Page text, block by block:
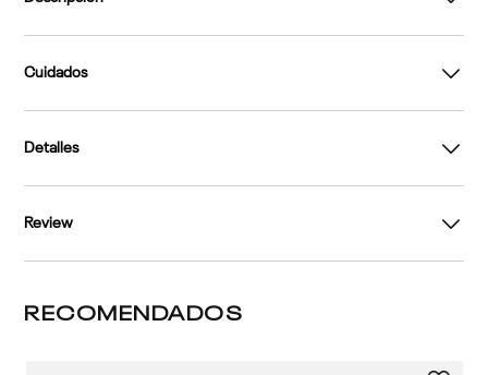
Cuidados
Detalles
Review
RECOMENDADOS